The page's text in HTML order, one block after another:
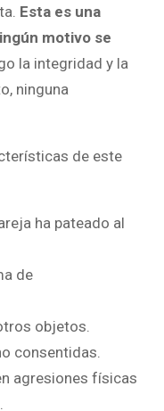
Esta es una
motivo se
la integridad y la
ninguna
de este
ha pateado al
de
objetos.
consentidas.
agresiones físicas